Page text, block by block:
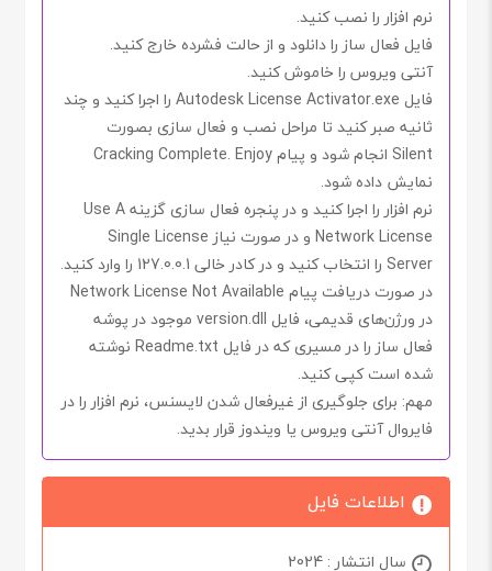
نرم افزار را نصب کنید.
فایل فعال ساز را دانلود و از حالت فشرده خارج کنید.
آنتی ویروس را خاموشکنید.
فایل Autodesk License Activator.exe را اجرا کنید و چند
ثانیه صبر کنید تا مراحل نصب و فعال سازی بصورت
Silent انجام شود و پیامCracking Complete. Enjoy
نمایش داده شود.
نرم افزار را اجرا کنید و در پنجره فعال سازی گزینهUse A
Network License و در صورت نیازSingle License
Server را انتخاب کنید و در کادر خالی 127.0.0.1 را وارد کنید.
در صورت دریافت پیام Network License Not Available
در ورژن‌های ‌قدیمی، فایل version.dll موجود در پوشه
فعال ساز را در مسیری که در فایل Readme.txt نوشته
شده است کپی کنید.
مهم: برای جلوگیری از غیرفعال شدن لایسنس، نرم افزار را در
فایروال آنتی ویروس یا ویندوزقرار بدید.
اطلاعات فایل
سال انتشار : 2024